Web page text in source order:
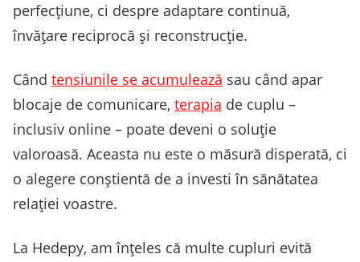
perfecțiune, ci despre adaptare continuă,
învățare reciprocă și reconstrucție.
Când tensiunile se acumulează sau când apar
blocaje de comunicare, terapia de cuplu –
inclusiv online – poate deveni o soluție
valoroasă. Aceasta nu este o măsură disperată, ci
o alegere conștientă de a investi în sănătatea
relației voastre.
La Hedepy, am înțeles că multe cupluri evită